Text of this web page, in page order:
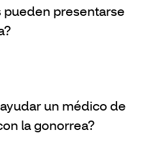
pueden presentarse
un médico de
la gonorrea?